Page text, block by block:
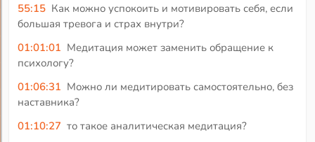
55:15 Как можно успокоить и мотивировать себя, если
большая тревога и страх внутри?
01:01:01 Медитация может заменить обращение к
психологу?
01:06:31 Можно ли медитировать самостоятельно, без
наставника?
01:10:27 то такое аналитическая медитация?